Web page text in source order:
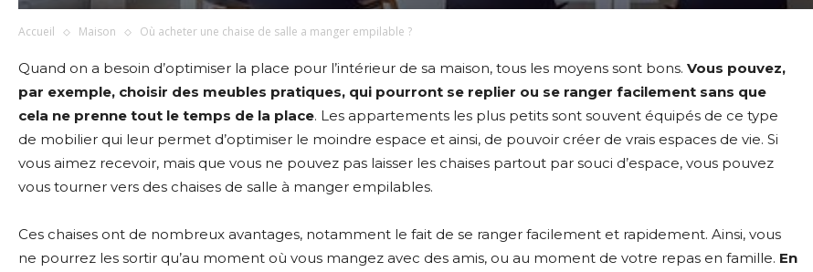
Accueil Maison Où acheter une chaise de salle a manger empilable ?
Quand on a besoin d’optimiser la place pour l’intérieur de sa maison, tous les moyens sont bons. Vous pouvez,
par exemple, choisir des meubles pratiques, qui pourront se replier ou se ranger facilement sans que
cela ne prenne tout le temps de la place. Les appartements les plus petits sont souvent équipés de ce type
de mobilier qui leur permet d’optimiser le moindre espace et ainsi, de pouvoir créer de vrais espaces de vie. Si
vous aimez recevoir, mais que vous ne pouvez pas laisser les chaises partout par souci d’espace, vous pouvez
vous tourner vers des chaises de salle à manger empilables.
Ces chaises ont de nombreux avantages, notamment le fait de se ranger facilement et rapidement. Ainsi, vous
ne pourrez les sortir qu’au moment où vous mangez avec des amis, ou au moment de votre repas en famille. En